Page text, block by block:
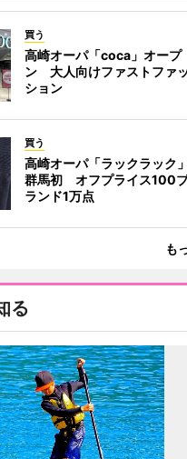
買う
高崎オーパ「coca」オープ
ン 大人向けファストファ
ション
買う
高崎オーパ「ラックラック」
群馬初 オフプライス100
ランド1万点
も
る